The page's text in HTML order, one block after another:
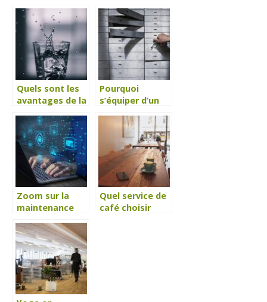
Quels sont les
avantages de la
fontaine à eau
pour son
entreprise ?
Pourquoi
s’équiper d’un
sa société ?
Zoom sur la
maintenance
entreprise
Quel service de
café choisir